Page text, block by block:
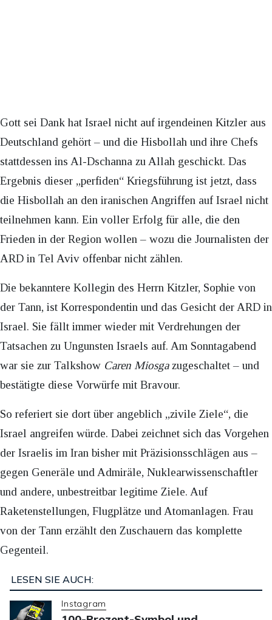
Gott sei Dank hat Israel nicht auf irgendeinen Kitzler aus
Deutschland gehört – und die Hisbollah und ihre Chefs
stattdessen ins Al-Dschanna zu Allah geschickt. Das
Ergebnis dieser „perfiden“ Kriegsführung ist jetzt, dass
die Hisbollah an den iranischen Angriffen auf Israel nicht
teilnehmen kann. Ein voller Erfolg für alle, die den
Frieden in der Region wollen – wozu die Journalisten der
ARD in Tel Aviv offenbar nicht zählen.
Die bekanntere Kollegin des Herrn Kitzler, Sophie von
der Tann, ist Korrespondentin und das Gesicht der ARD in
Israel. Sie fällt immer wieder mit Verdrehungen der
Tatsachen zu Ungunsten Israels auf. Am Sonntagabend
war sie zur Talkshow Caren Miosgazugeschaltet – und
bestätigte diese Vorwürfe mit Bravour.
So referiert sie dort über angeblich „zivile Ziele“, die
Israel angreifen würde. Dabei zeichnet sich das Vorgehen
der Israelis im Iran bisher mit Präzisionsschlägen aus –
gegen Generäle und Admiräle, Nuklearwissenschaftler
und andere, unbestreitbar legitime Ziele. Auf
Raketenstellungen, Flugplätze und Atomanlagen. Frau
von der Tann erzählt den Zuschauern das komplette
Gegenteil.
LESEN SIE AUCH:
Instagram